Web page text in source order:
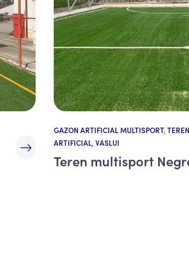
GAZON ARTIFICIAL MULTISPORT,
ARTIFICIAL,VASLUI
Teren multisport